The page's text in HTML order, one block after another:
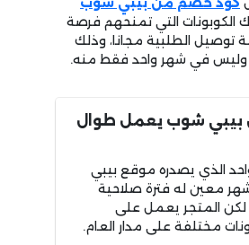
الكوبونات التي تمنحهم فرصة
توصيل الطلبية مجانا، وذلك
وليس في شهر واحد فقط منه.
بيبي شوب يعمل طوال
الذي يصدره موقع بيبي
معين له فترة صلاحية
لكن المتجر يعمل على
مختلفة على مدار العام.